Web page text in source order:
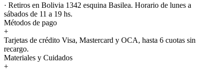
· Retiros en Bolivia 1342 esquina Basilea. Horario de lunes a
sábados de 11 a 19 hs.
Métodos de pago
+
Tarjetas de crédito Visa, Mastercard y OCA, hasta 6 cuotas sin
recargo.
Materiales y Cuidados
+